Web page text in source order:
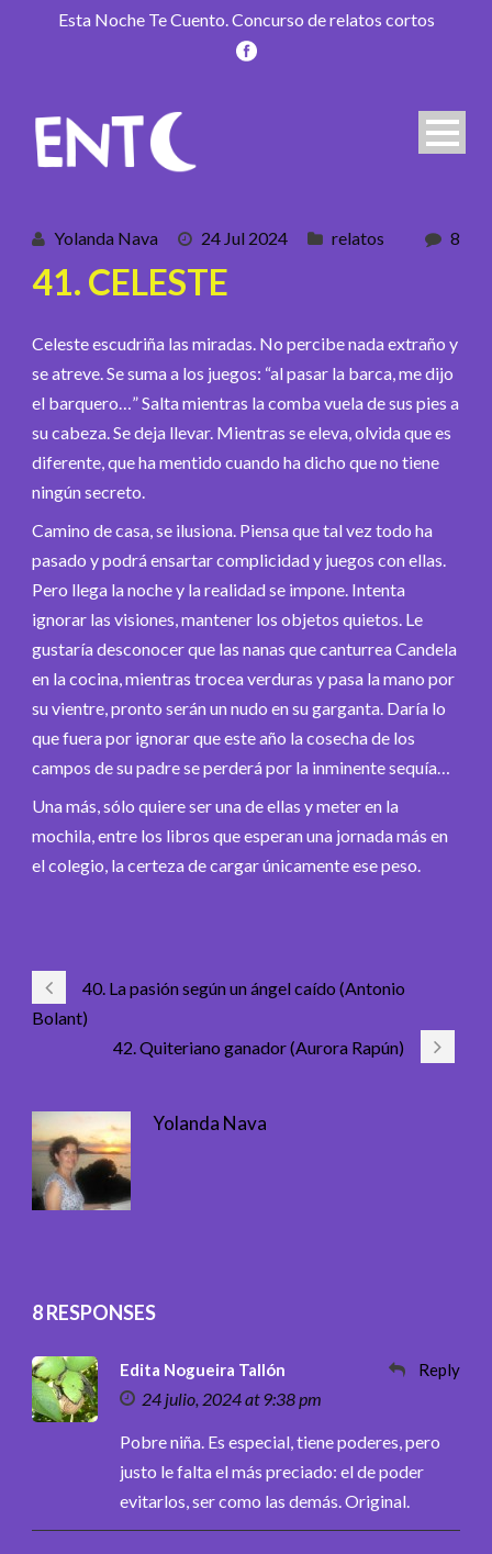
Esta Noche Te Cuento. Concurso de relatos cortos
Yolanda Nava 24 Jul 2024 relatos 8
41. CELESTE
Celeste escudriña las miradas. No percibe nada extraño y
se atreve. Se suma a los juegos: “al pasar la barca, me dijo
el barquero…” Salta mientras la comba vuela de sus pies a
su cabeza. Se deja llevar. Mientras se eleva, olvida que es
diferente, que ha mentido cuando ha dicho que no tiene
ningún secreto.
Camino de casa, se ilusiona. Piensa que tal vez todo ha
pasado y podrá ensartar complicidad y juegos con ellas.
Pero llega la noche y la realidad se impone. Intenta
ignorar las visiones, mantener los objetos quietos. Le
gustaría desconocer que las nanas que canturrea Candela
en la cocina, mientras trocea verduras y pasa la mano por
su vientre, pronto serán un nudo en su garganta. Daría lo
que fuera por ignorar que este año la cosecha de los
campos de su padre se perderá por la inminente sequía…
Una más, sólo quiere ser una de ellas y meter en la
mochila, entre los libros que esperan una jornada más en
el colegio, la certeza de cargar únicamente ese peso.
40. La pasión según un ángel caído (Antonio
Bolant)
42. Quiteriano ganador (Aurora Rapún)
Yolanda Nava
8 RESPONSES
Edita Nogueira Tallón
24 julio, 2024 at 9:38 pm
Reply
Pobre niña. Es especial, tiene poderes, pero
justo le falta el más preciado: el de poder
evitarlos, ser como las demás. Original.